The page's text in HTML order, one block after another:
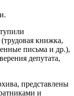
книжка,
письма и др.),
депутата,
представлены
и